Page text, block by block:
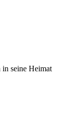
in seine Heimat